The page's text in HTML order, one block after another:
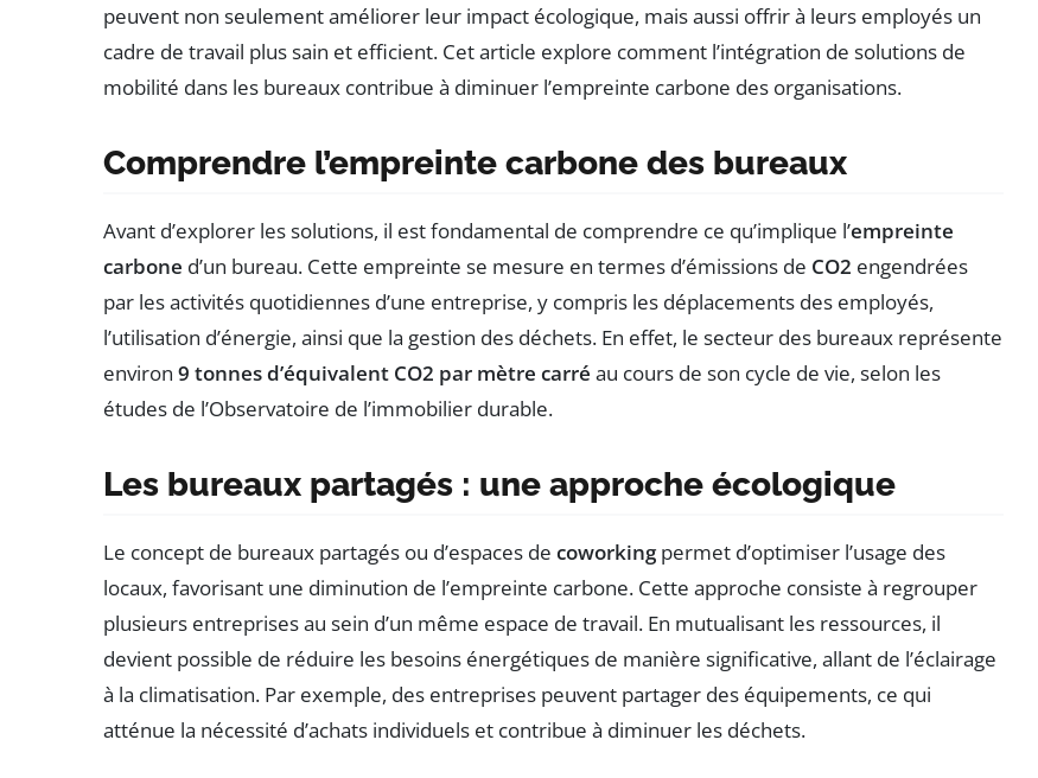
peuvent non seulement améliorer leur impact écologique, mais aussi offrir à leurs employés un
cadre de travail plus sain et efficient. Cet article explore comment l’intégration de solutions de
mobilité dans les bureaux contribue à diminuer l’empreinte carbone des organisations.
Comprendre l’empreinte carbone des bureaux
Avant d’explorer les solutions, il est fondamental de comprendre ce qu’implique l’empreinte
carbone d’un bureau. Cette empreinte se mesure en termes d’émissions de CO2 engendrées
par les activités quotidiennes d’une entreprise, y compris les déplacements des employés,
l’utilisation d’énergie, ainsi que la gestion des déchets. En effet, le secteur des bureaux représente
environ 9 tonnes d’équivalent CO2 par mètre carré au cours de son cycle de vie, selon les
études de l’Observatoire de l’immobilier durable.
Les bureaux partagés : une approche écologique
Le concept de bureaux partagés ou d’espaces de coworkingpermet d’optimiser l’usage des
locaux, favorisant une diminution de l’empreinte carbone. Cette approche consiste à regrouper
plusieurs entreprises au sein d’un même espace de travail. En mutualisant les ressources, il
devient possible de réduire les besoins énergétiques de manière significative, allant de l’éclairage
à la climatisation. Par exemple, des entreprises peuvent partager des équipements, ce qui
atténue la nécessité d’achats individuels et contribue à diminuer les déchets.